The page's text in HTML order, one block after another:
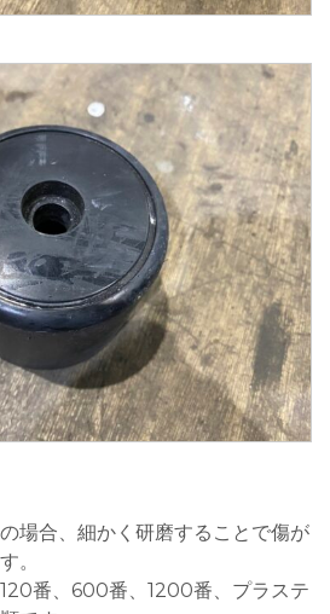
場合、細かく研磨することで傷が
。
番、600番、1200番、プラステ